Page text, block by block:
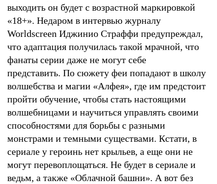
выходить он будет с возрастной маркировкой
«18+». Недаром в интервью журналу
Worldscreen Иджинио Страффи предупреждал,
что адаптация получилась такой мрачной, что
фанаты серии даже не могут себе
представить. По сюжету феи попадают в школу
волшебства и магии «Алфея», где им предстоит
пройти обучение, чтобы стать настоящими
волшебницами и научиться управлять своими
способностями для борьбы с разными
монстрами и темными существами. Кстати, в
сериале у героинь нет крыльев, а еще они не
могут перевоплощаться. Не будет в сериале и
ведьм, а также «Облачной башни». А вот без